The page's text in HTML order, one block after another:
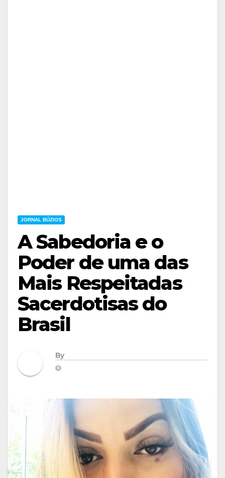
JORNAL BÚZIOS
A Sabedoria e o
Poder de uma das
Mais Respeitadas
Sacerdotisas do
Brasil
By